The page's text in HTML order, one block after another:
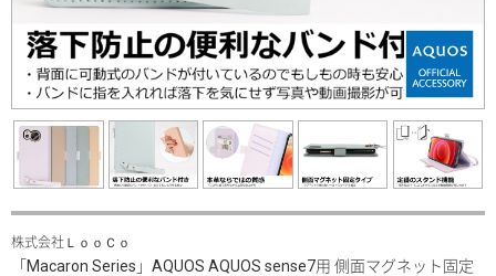
株式会社ＬｏｏＣｏ
「Macaron Series」AQUOS AQUOS sense7用 側面マグネット固定